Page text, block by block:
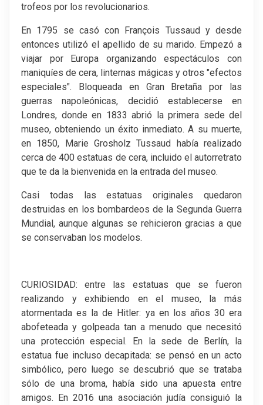
trofeos por los revolucionarios.
En 1795 se casó con François Tussaud y desde
entonces utilizó el apellido de su marido. Empezó a
viajar por Europa organizando espectáculos con
maniquíes de cera, linternas mágicas y otros "efectos
especiales". Bloqueada en Gran Bretaña por las
guerras napoleónicas, decidió establecerse en
Londres, donde en 1833 abrió la primera sede del
museo, obteniendo un éxito inmediato. A su muerte,
en 1850, Marie Grosholz Tussaud había realizado
cerca de 400 estatuas de cera, incluido el autorretrato
que te da la bienvenida en la entrada del museo.
Casi todas las estatuas originales quedaron
destruidas en los bombardeos de la Segunda Guerra
Mundial, aunque algunas se rehicieron gracias a que
se conservaban los modelos.
CURIOSIDAD: entre las estatuas que se fueron
realizando y exhibiendo en el museo, la más
atormentada es la de Hitler: ya en los años 30 era
abofeteada y golpeada tan a menudo que necesitó
una protección especial. En la sede de Berlín, la
estatua fue incluso decapitada: se pensó en un acto
simbólico, pero luego se descubrió que se trataba
sólo de una broma, había sido una apuesta entre
amigos. En 2016 una asociación judía consiguió la